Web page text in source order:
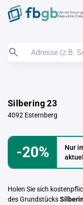
Republik
Silbering 23
4092 Esternberg
-20%
Nur
Holen Sie sich
des Grundstücks